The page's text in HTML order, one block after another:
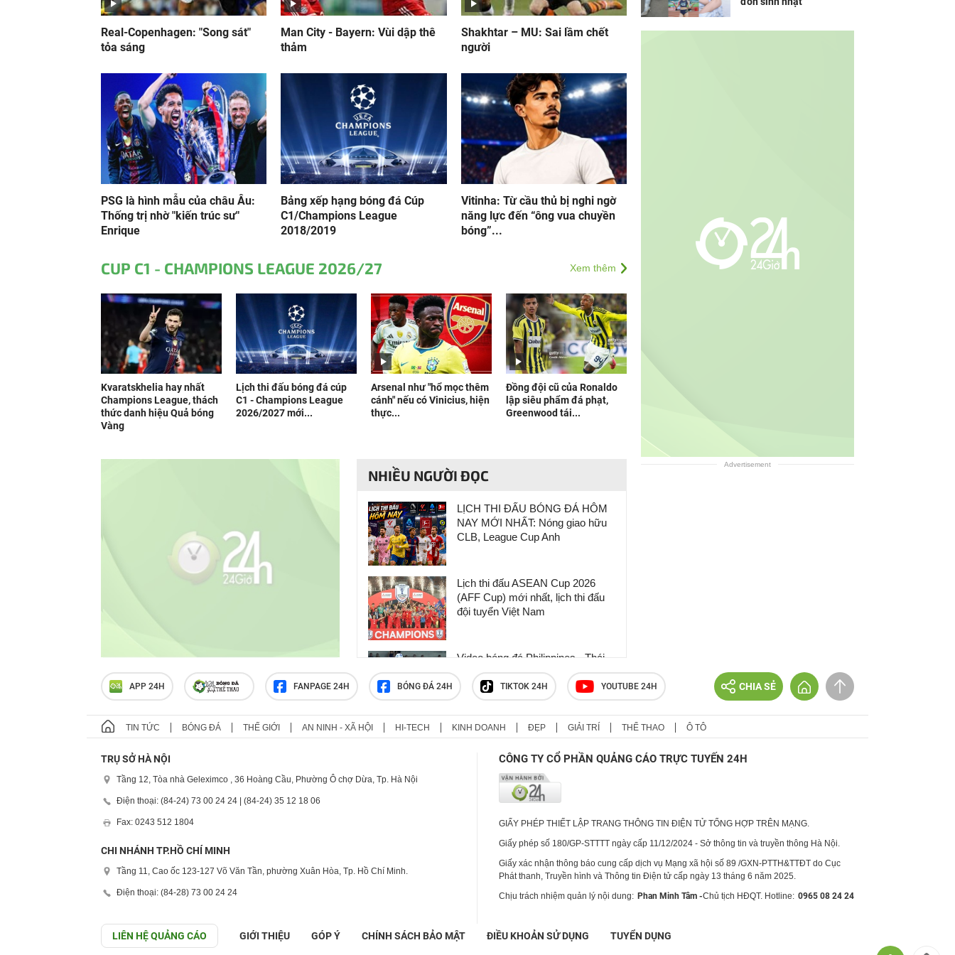
Real-Copenhagen: "Song sát"
tỏa sáng
Man City - Bayern: Vùi dập thê
thảm
Shakhtar – MU: Sai lầm chết
người
PSG là hình mẫu của châu Âu:
Thống trị nhờ "kiến trúc sư"
Enrique
Bảng xếp hạng bóng đá Cúp
C1/Champions League
2018/2019
Vitinha: Từ cầu thủ bị nghi ngờ
năng lực đến “ông vua chuyền
bóng”...
CUP C1 - CHAMPIONS LEAGUE 2026/27 Xem thêm
Kvaratskhelia hay nhất
Champions League, thách
thức danh hiệu Quả bóng
Vàng
Lịch thi đấu bóng đá cúp
C1 - Champions League
2026/2027 mới...
Arsenal như "hổ mọc thêm
cánh" nếu có Vinicius, hiện
thực...
Đồng đội cũ của Ronaldo
lập siêu phẩm đá phạt,
Greenwood tái...
NHIỀU NGƯỜI ĐỌC
LỊCH THI ĐẤU BÓNG ĐÁ HÔM
NAY MỚI NHẤT: Nóng giao hữu
CLB, League Cup Anh
Lịch thi đấu ASEAN Cup 2026
(AFF Cup) mới nhất, lịch thi đấu
đội tuyển Việt Nam
Video bóng đá Philippines - Thái
Lan: Bước ngoặt không chiến,
tiến gần vé bán kết (AFF Cup)
Họp báo ĐT Việt Nam -
thấp giải đấu, HLV Kim Sang Sik
phản ứng
Advertisement
APP 24H FANPAGE 24H BÓNG ĐÁ 24H TIKTOK 24H YOUTUBE 24H CHIA SẺ
TIN TỨC BÓNG ĐÁ THẾ GIỚI AN NINH - XÃ HỘI HI-TECH KINH DOANH ĐẸP GIẢI TRÍ THỂ THAO Ô TÔ
TRỤ SỞ HÀ NỘI
Tầng 12, Tòa nhà Geleximco , 36 Hoàng Cầu, Phường Ô chợ Dừa, Tp. Hà Nội
Điện thoại: (84-24) 73 00 24 24 | (84-24) 35 12 18 06
Fax: 0243 512 1804
CHI NHÁNH TP.HỒ CHÍ MINH
Tầng 11, Cao ốc 123-127 Võ Văn Tần, phường Xuân Hòa, Tp. Hồ Chí Minh.
Điện thoại: (84-28) 73 00 24 24
CÔNG TY CỔ PHẦN QUẢNG CÁO TRỰC TUYẾN 24H
GIẤY PHÉP THIẾT LẬP TRANG THÔNG TIN ĐIỆN TỬ TỔNG HỢP TRÊN MẠNG.
Giấy phép số 180/GP-STTTT ngày cấp 11/12/2024 - Sở thông tin và truyền thông Hà Nội.
Giấy xác nhận thông báo cung cấp dịch vụ Mạng xã hội số 89 /GXN-PTTH&TTĐT do Cục
Phát thanh, Truyền hình và Thông tin Điện tử cấp ngày 13 tháng 6 năm 2025.
Chịu trách nhiệm quản lý nội dung: Phan Minh Tâm -Chủ tịch HĐQT. Hotline: 0965 08 24 24
LIÊN HỆ QUẢNG CÁO GIỚI THIỆU GÓP Ý CHÍNH SÁCH BẢO MẬT ĐIỀU KHOẢN SỬ DỤNG TUYỂN DỤNG